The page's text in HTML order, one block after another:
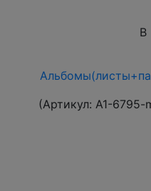
В
(Артикул: A1-6795-